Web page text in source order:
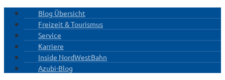
Blog Übersicht
Freizeit & Tourismus
Service
Karriere
Inside NordWestBahn
Azubi-Blog